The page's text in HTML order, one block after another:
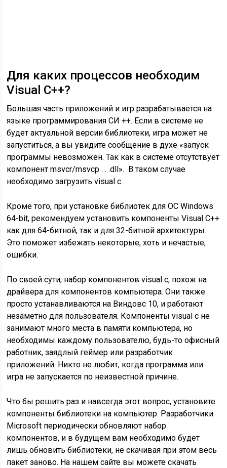
Для каких процессов необходим
Visual C++?
Большая часть приложений и игр разрабатывается на
языке программирования СИ ++. Если в системе не
будет актуальной версии библиотеки, игра может не
запуститься, а вы увидите сообщение в духе «запуск
программы невозможен. Так как в системе отсутствует
компонент msvcr/msvcp … .dll». В таком случае
необходимо загрузить visual c.
Кроме того, при установке библиотек для ОС Windows
64-bit, рекомендуем установить компоненты Visual C++
как для 64-битной, так и для 32-битной архитектуры.
Это поможет избежать некоторые, хоть и нечастые,
ошибки.
По своей сути, набор компонентов visual c, похож на
драйвера для компонентов компьютера. Они также
просто устанавливаются на Виндовс 10, и работают
незаметно для пользователя. Компоненты visual c не
занимают много места в памяти компьютера, но
необходимы каждому пользователю, будь-то офисный
работник, заядлый геймер или разработчик
приложений. Никто не любит, когда программа или
игра не запускается по неизвестной причине.
Что бы решить раз и навсегда этот вопрос, установите
компоненты библиотеки на компьютер. Разработчики
Microsoft периодически обновляют набор
компонентов, и в будущем вам необходимо будет
лишь обновить библиотеки, не скачивая при этом весь
пакет заново. На нашем сайте вы можете скачать